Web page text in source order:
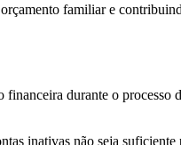
familiar e
durante o processo
inativas não seja